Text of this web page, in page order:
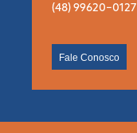
(48) 99620-0127
Fale Conosco